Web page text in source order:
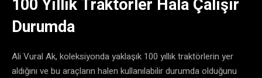
100 Yıllık Traktörler Hâlâ Çalışır
Durumda
Ali Vural Ak, koleksiyonda yaklaşık 100 yıllık traktörlerin yer
aldığını ve bu araçların halen kullanılabilir durumda olduğunu